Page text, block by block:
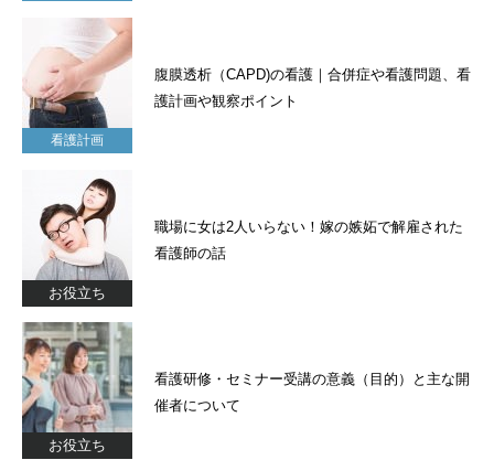
看護計画
腹膜透析（CAPD)の看護｜合併症や看護問題、看
護計画や観察ポイント
お役立ち
職場に女は2人いらない！嫁の嫉妬で解雇された
看護師の話
お役立ち
看護研修・セミナー受講の意義（目的）と主な開
催者について